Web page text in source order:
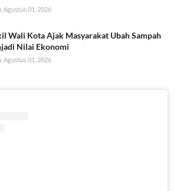
Agustus 01, 2026
Wali Kota Ajak Masyarakat Ubah Sampah
Nilai Ekonomi
Agustus 01, 2026